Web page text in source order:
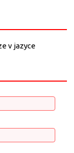
v jazyce